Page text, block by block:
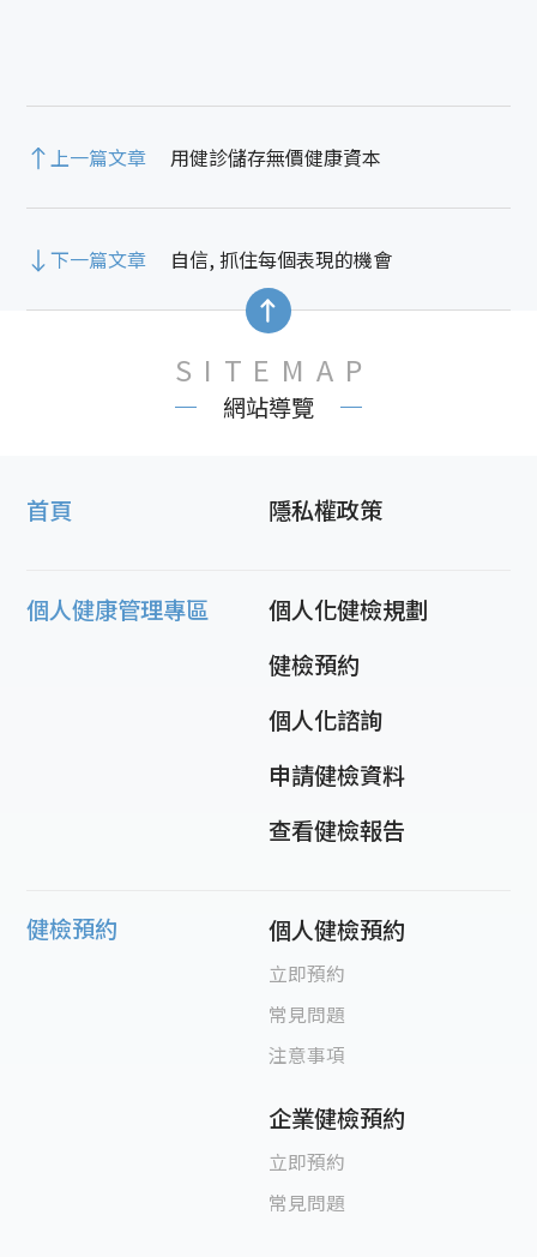
上一篇文章 用健診儲存無價健康資本
下一篇文章 自信, 抓住每個表現的機會
SITEMAP
網站導覽
首頁 隱私權政策
個人健康管理專區
個人化健檢規劃
健檢預約
個人化諮詢
申請健檢資料
查看健檢報告
健檢預約 個人健檢預約
立即預約
常見問題
注意事項
企業健檢預約
立即預約
常見問題